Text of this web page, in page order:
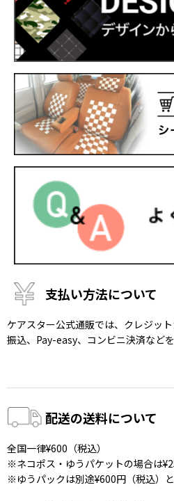
支払い方法について
ケアスター公式通販では、クレジッ
振込、Pay-easy、コンビニ決済など
配送の送料について
全国一律¥600（税込）
※ネコポス・ゆうパケットの場合は
※ゆうパックは別途¥600円（税込）と